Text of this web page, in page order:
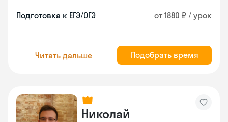
Подготовка к ЕГЭ/ОГЭ от 1880 ₽ / урок
Читать дальше Подобрать время
Николай